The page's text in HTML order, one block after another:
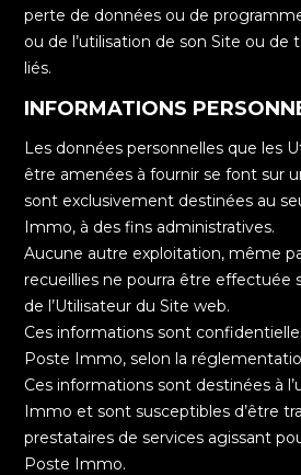
perte de données ou de
ou de l’utilisation de son Site ou de
liés.
INFORMATIONS
Les données personnelles que les
être amenées à fournir se font sur
sont exclusivement destinées au
Immo, à des fins administratives.
Aucune autre exploitation, même
recueillies ne pourra être effectuée
de l’Utilisateur du Site web.
Ces informations sont
Poste Immo, selon la
Ces informations sont destinées à
Immo et sont susceptibles d’être
prestataires de services agissant
Poste Immo.